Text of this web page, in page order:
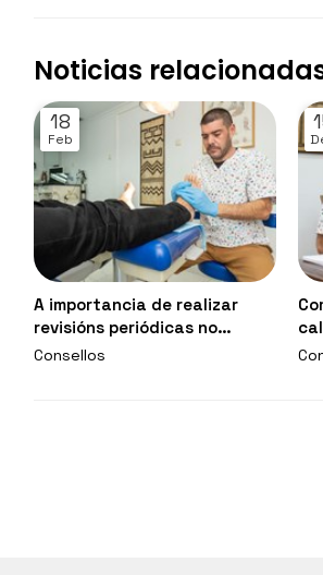
Noticias
18
Feb
A importancia de realizar
revisións periódicas no
podólogo
Consellos